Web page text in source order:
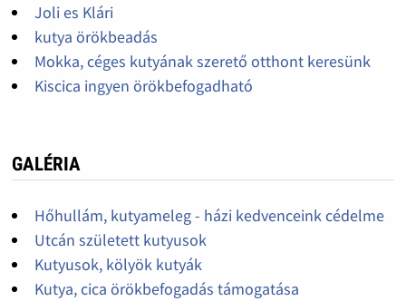
Joli es Klári
kutya örökbeadás
Mokka, céges kutyának szerető otthont keresünk
Kiscica ingyen örökbefogadható
GALÉRIA
Hőhullám, kutyameleg - házi kedvenceink cédelme
Utcán született kutyusok
Kutyusok, kölyök kutyák
Kutya, cica örökbefogadás támogatása